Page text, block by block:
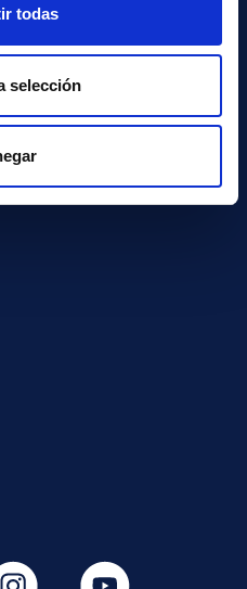
todas
selección
GIPUZKOA
Portuetxe 57 1ª Pl.
Edificio Bonea
20018 San Sebastián